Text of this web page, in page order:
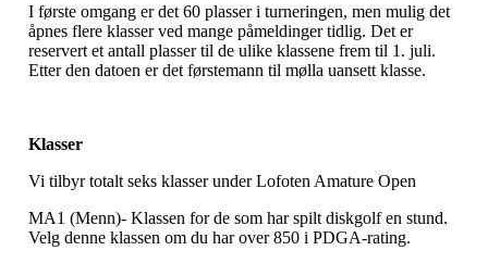
I første omgang er det 60 plasser i turneringen, men mulig det
åpnes flere klasser ved mange påmeldinger tidlig. Det er
reservert et antall plasser til de ulike klassene frem til 1. juli.
Etter den datoen er det førstemann til mølla uansett klasse.
Klasser
Vi tilbyr totalt seks klasser under Lofoten Amature Open
MA1 (Menn)- Klassen for de som har spilt diskgolf en stund.
Velg denne klassen om du har over 850 i PDGA-rating.